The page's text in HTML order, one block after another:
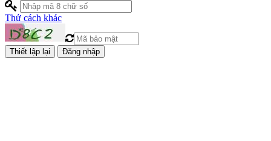
Thử cách khác
Đăng nhập